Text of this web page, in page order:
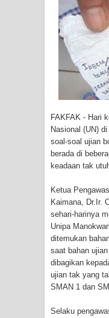
Tiga
2026
Profil
FAKFAK - Hari
Nasional (UN)
soal-soal ujian
berada di
keadaan tak
Ketua
Kaimana, Dr.Ir.
sehari-harinya
Unipa
ditemukan
saat bahan
dibagikan
ujian tak yang
SMAN 1 dan
Selaku